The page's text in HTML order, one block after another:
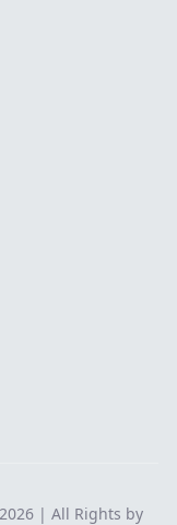
| All Rights by